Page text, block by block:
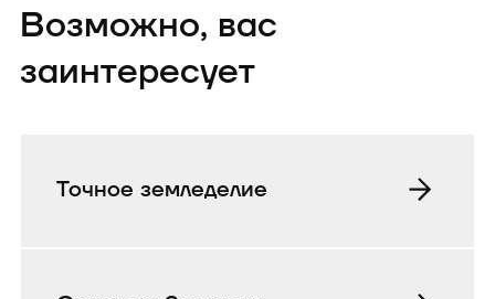
отправленаTEST
Возможно, вас
заинтересует
Точное земледелие